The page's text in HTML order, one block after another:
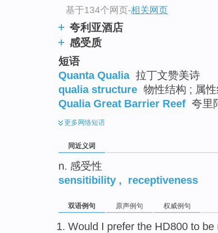
基于134个网页-相关网页
夸利亚酒店
感受质
短语
Quanta Qualia 拉丁文赞美诗
qualia structure 物性结构 ; 属
Qualia Great Barrier Reef 夸里
更多网络短语
同近义词
n. 感受性
sensitibility , receptiveness
双语例句 原声例句 权威例句
Would I prefer the HD800 to be